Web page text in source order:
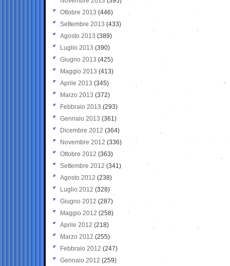
Ottobre 2013 (446)
Settembre 2013 (433)
Agosto 2013 (389)
Luglio 2013 (390)
Giugno 2013 (425)
Maggio 2013 (413)
Aprile 2013 (345)
Marzo 2013 (372)
Febbraio 2013 (293)
Gennaio 2013 (361)
Dicembre 2012 (364)
Novembre 2012 (336)
Ottobre 2012 (363)
Settembre 2012 (341)
Agosto 2012 (238)
Luglio 2012 (328)
Giugno 2012 (287)
Maggio 2012 (258)
Aprile 2012 (218)
Marzo 2012 (255)
Febbraio 2012 (247)
Gennaio 2012 (259)